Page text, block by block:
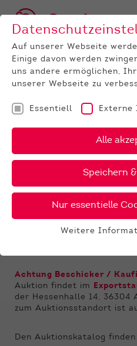
UNTERNEHMEN News
19. Dezember
findet in Alsfeld die
Achtung Beschicker /
Auktion findet im
der Hessenhalle 14,
zum Auktionsstandort ist
Den Auktionskatalog finden
Auf unserer Webseite
Einige davon werden
uns andere ermöglichen,
unserer Webseite zu
Essentiell Externe
Alle
Speichern
Nur essentielle
gewährleistet, dass die
funktioniert.
Anbieter Qnetics
Cookie-
Weitere